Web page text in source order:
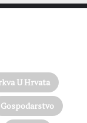
U Hrvata
Gospodarstvo